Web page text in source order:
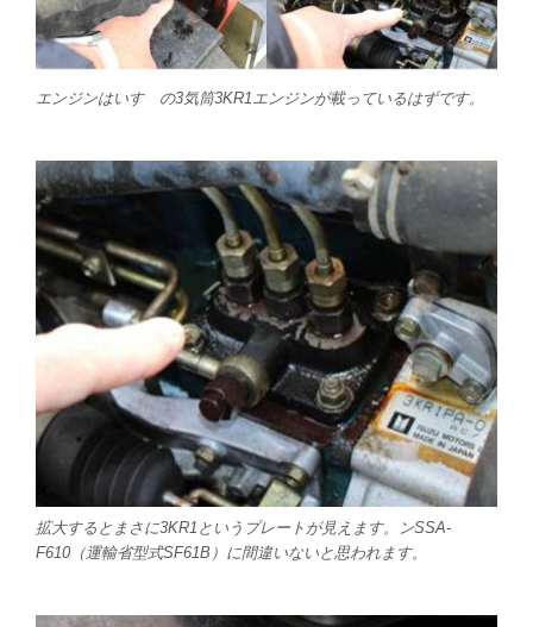
エンジンはいすゞの3気筒3KR1エンジンが載っているはずです。
拡大するとまさに3KR1というプレートが見えます。ンSSA-
F610（運輸省型式SF61B）に間違いないと思われます。